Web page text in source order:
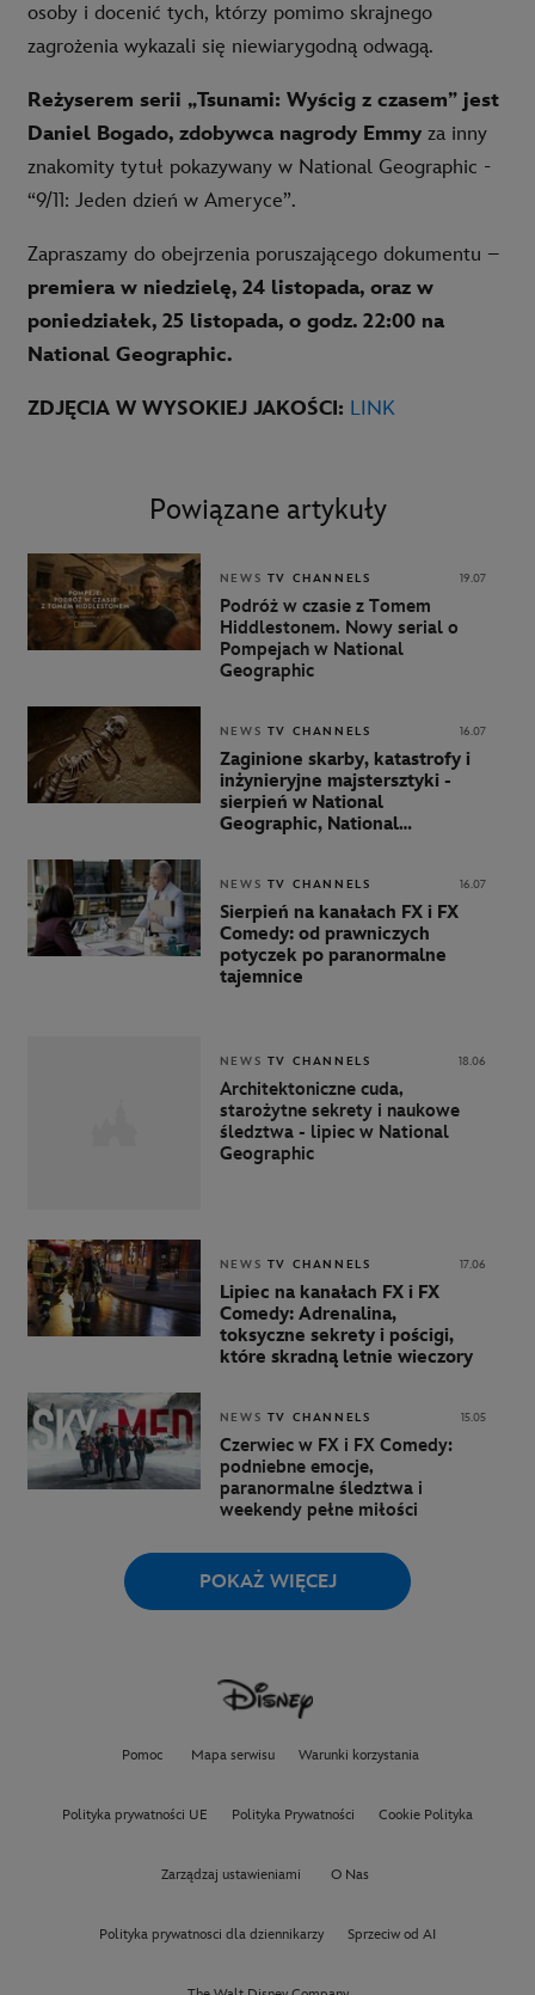
osoby i docenić tych, którzy pomimo skrajnego
zagrożenia wykazali się niewiarygodną odwagą.
Reżyserem serii „Tsunami: Wyścig z czasem” jest
Daniel Bogado, zdobywca nagrody Emmy za inny
znakomity tytuł pokazywany w National Geographic -
“9/11: Jeden dzień w Ameryce”.
Zapraszamy do obejrzenia poruszającego dokumentu –
premiera w niedzielę, 24 listopada, oraz w
poniedziałek, 25 listopada, o godz. 22:00 na
National Geographic.
ZDJĘCIA W WYSOKIEJ JAKOŚCI: LINK
Powiązane artykuły
NEWS TV CHANNELS 19.07
Podróż w czasie z Tomem
Hiddlestonem. Nowy serial o
Pompejach w National
Geographic
NEWS TV CHANNELS 16.07
Zaginione skarby, katastrofy i
inżynieryjne majstersztyki -
sierpień w National
Geographic, National
NEWS TV CHANNELS 16.07
Sierpień na kanałach FX i FX
Comedy: od prawniczych
potyczek po paranormalne
tajemnice
NEWS TV CHANNELS 18.06
Architektoniczne cuda,
starożytne sekrety i naukowe
śledztwa - lipiec w National
Geographic
NEWS TV CHANNELS 17.06
Lipiec na kanałach FX i FX
Comedy: Adrenalina,
toksyczne sekrety i pościgi,
które skradną letnie wieczory
NEWS TV CHANNELS 15.05
Czerwiec w FX i FX Comedy:
podniebne emocje,
paranormalne śledztwa i
weekendy pełne miłości
POKAŻ WIĘCEJ
Pomoc Mapa serwisu Warunki korzystania
Polityka prywatności UE Polityka Prywatności Cookie Polityka
Zarządzaj ustawieniami O Nas
Polityka prywatnosci dla dziennikarzy Sprzeciw od AI